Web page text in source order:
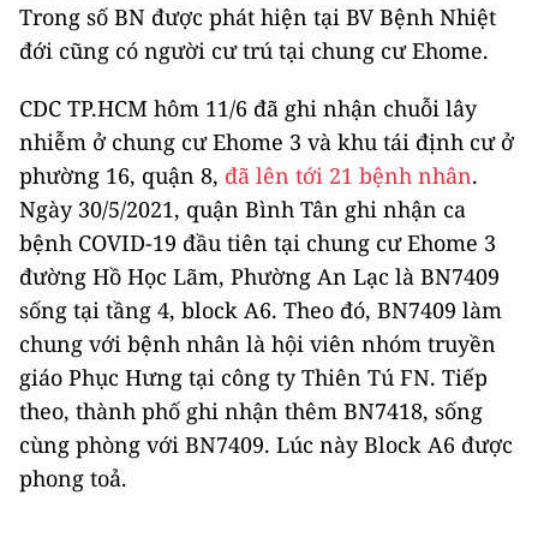
Trong số BN được phát hiện tại BV Bệnh Nhiệt
đới cũng có người cư trú tại chung cư Ehome.
CDC TP.HCM hôm 11/6 đã ghi nhận chuỗi lây
nhiễm ở chung cư Ehome 3 và khu tái định cư ở
phường 16, quận 8, đã lên tới 21 bệnh nhân.
Ngày 30/5/2021, quận Bình Tân ghi nhận ca
bệnh COVID-19 đầu tiên tại chung cư Ehome 3
đường Hồ Học Lãm, Phường An Lạc là BN7409
sống tại tầng 4, block A6. Theo đó, BN7409 làm
chung với bệnh nhân là hội viên nhóm truyền
giáo Phục Hưng tại công ty Thiên Tú FN. Tiếp
theo, thành phố ghi nhận thêm BN7418, sống
cùng phòng với BN7409. Lúc này Block A6 được
phong toả.